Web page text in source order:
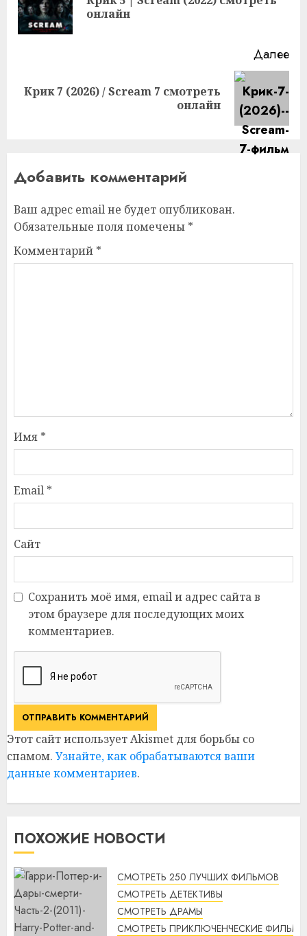
онлайн
Далее
Следующая
Крик 7 (2026) / Scream 7 смотреть
онлайн
Добавить комментарий
Ваш адрес email не будет опубликован.
Обязательные поля помечены *
Комментарий *
Имя *
Email *
Сайт
Сохранить моё имя, email и адрес сайта в
этом браузере для последующих моих
комментариев.
Этот сайт использует Akismet для борьбы со
спамом. Узнайте, как обрабатываются ваши
данные комментариев.
ПОХОЖИЕ НОВОСТИ
СМОТРЕТЬ 250 ЛУЧШИХ ФИЛЬМОВ
СМОТРЕТЬ ДЕТЕКТИВЫ
СМОТРЕТЬ ДРАМЫ
СМОТРЕТЬ ПРИКЛЮЧЕНЧЕСКИЕ ФИЛЬМЫ